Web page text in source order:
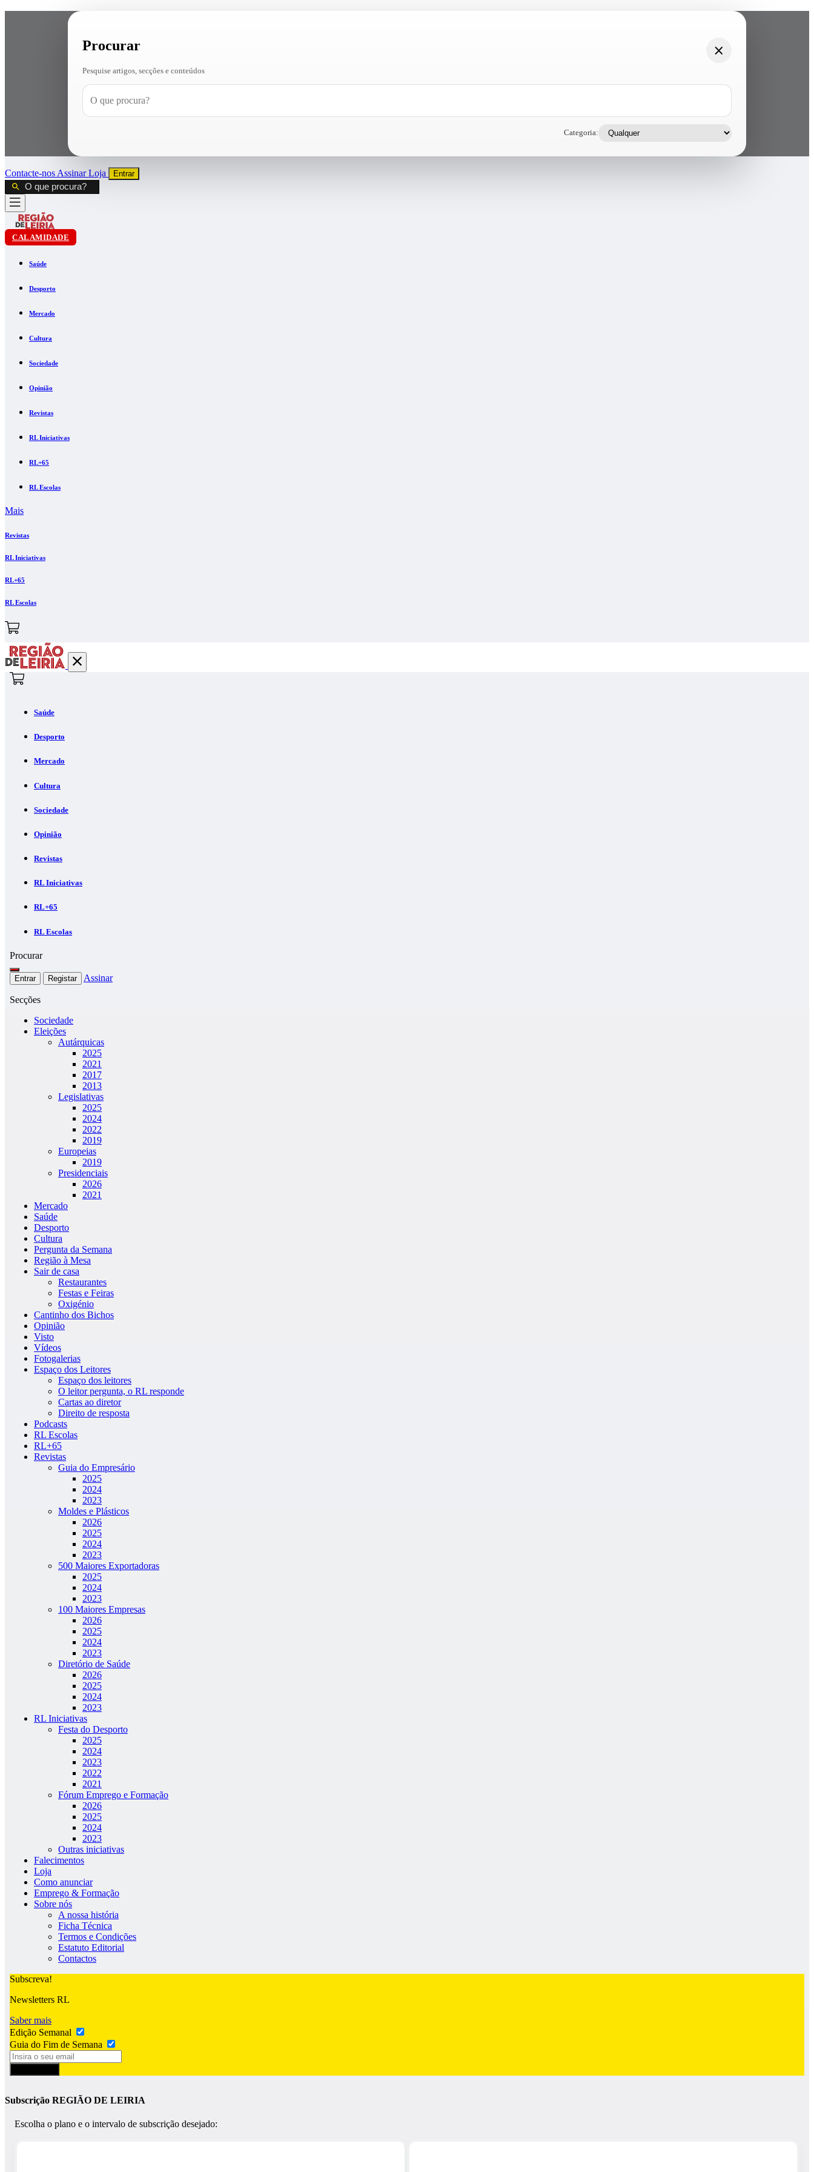
Procurar
Pesquise artigos, secções e conteúdos
Categoria:
Contacte-nos AssinarLoja Entrar
CALAMIDADE
Saúde
Desporto
Mercado
Cultura
Sociedade
Opinião
Revistas
RL Iniciativas
RL+65
RL Escolas
Mais
Revistas
RL Iniciativas
RL+65
RL Escolas
Saúde
Desporto
Mercado
Cultura
Sociedade
Opinião
Revistas
RL Iniciativas
RL+65
RL Escolas
Procurar
Entrar Registar Assinar
Secções
Sociedade
Eleições
Autárquicas
2025
2021
2017
2013
Legislativas
2025
2024
2022
2019
Europeias
2019
Presidenciais
2026
2021
Mercado
Saúde
Desporto
Cultura
Pergunta da Semana
Região à Mesa
Sair de casa
Restaurantes
Festas e Feiras
Oxigénio
Cantinho dos Bichos
Opinião
Visto
Vídeos
Fotogalerias
Espaço dos Leitores
Espaço dos leitores
O leitor pergunta, o RL responde
Cartas ao diretor
Direito de resposta
Podcasts
RL Escolas
RL+65
Revistas
Guia do Empresário
2025
2024
2023
Moldes e Plásticos
2026
2025
2024
2023
500 Maiores Exportadoras
2025
2024
2023
100 Maiores Empresas
2026
2025
2024
2023
Diretório de Saúde
2026
2025
2024
2023
RL Iniciativas
Festa do Desporto
2025
2024
2023
2022
2021
Fórum Emprego e Formação
2026
2025
2024
2023
Outras iniciativas
Falecimentos
Loja
Como anunciar
Emprego & Formação
Sobre nós
A nossa história
Ficha Técnica
Termos e Condições
Estatuto Editorial
Contactos
Subscreva!
Newsletters RL
Saber mais
Edição Semanal
Guia do Fim de Semana
Subscrição REGIÃO DE LEIRIA
Escolha o plano e o intervalo de subscrição desejado: